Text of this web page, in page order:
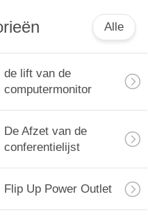
Alle
de lift van de
computermonitor
De Afzet van de
conferentielijst
Flip Up Power Outlet